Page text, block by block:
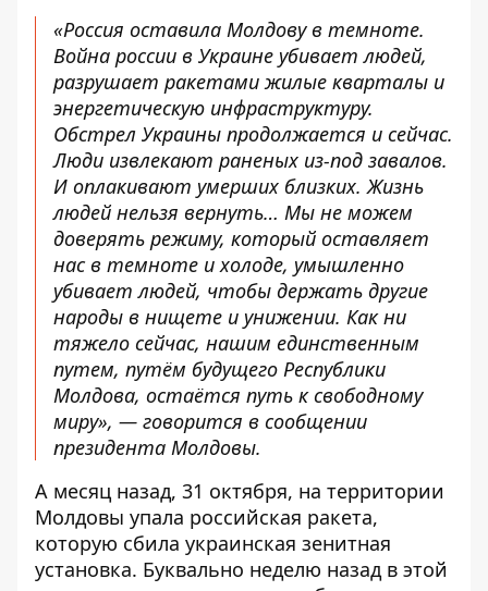
«Россия оставила Молдову в темноте.
Война россии в Украине убивает людей,
разрушает ракетами жилые кварталы и
энергетическую инфраструктуру.
Обстрел Украины продолжается и сейчас.
Люди извлекают раненых из-под завалов.
И оплакивают умерших близких. Жизнь
людей нельзя вернуть… Мы не можем
доверять режиму, который оставляет
нас в темноте и холоде, умышленно
убивает людей, чтобы держать другие
народы в нищете и унижении. Как ни
тяжело сейчас, нашим единственным
путем, путём будущего Республики
Молдова, остаётся путь к свободному
миру», — говорится в сообщении
президента Молдовы.
А месяц назад, 31 октября, на территории
Молдовы упала российская ракета,
которую сбила украинская зенитная
установка. Буквально неделю назад в этой